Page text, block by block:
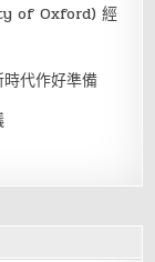
of Oxford) 經
代作好準備